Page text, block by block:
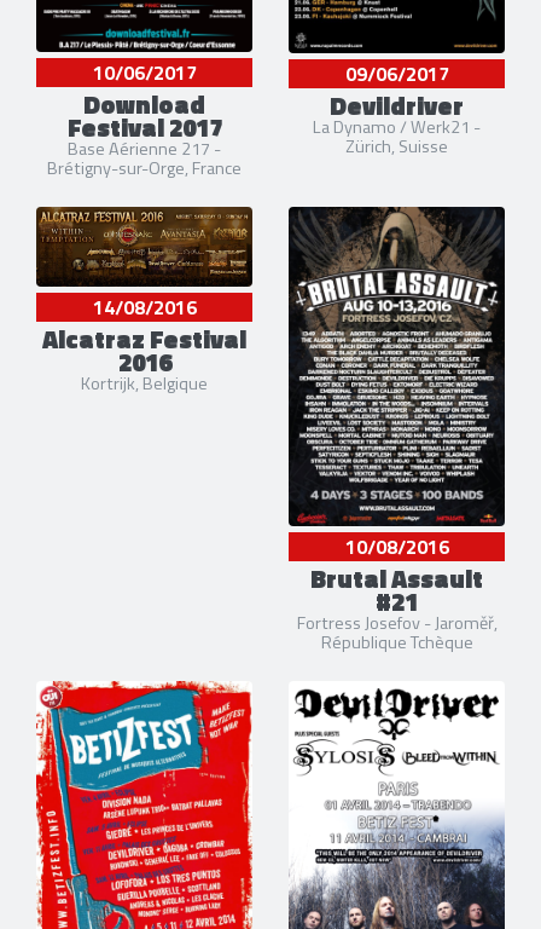
10/06/2017
Download
Festival 2017
Base Aérienne 217 -
Brétigny-sur-Orge, France
09/06/2017
Devildriver
La Dynamo / Werk21 -
Zürich, Suisse
14/08/2016
Alcatraz Festival
2016
Kortrijk, Belgique
10/08/2016
Brutal Assault
#21
Fortress Josefov - Jaroměř,
République Tchèque